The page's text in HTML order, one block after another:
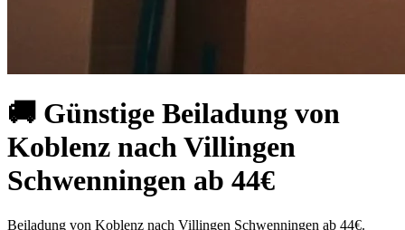
🚚 Günstige Beiladung von
Koblenz nach Villingen
Schwenningen ab 44€
Beiladung von Koblenz nach Villingen Schwenningen⁠ ab 44€.